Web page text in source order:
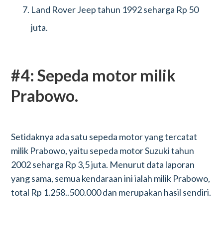
Land Rover Jeep tahun 1992 seharga Rp 50
juta.
#4: Sepeda motor milik
Prabowo.
Setidaknya ada satu sepeda motor yang tercatat
milik Prabowo, yaitu sepeda motor Suzuki tahun
2002 seharga Rp 3,5 juta. Menurut data laporan
yang sama, semua kendaraan ini ialah milik Prabowo,
total Rp 1.258..500.000 dan merupakan hasil sendiri.